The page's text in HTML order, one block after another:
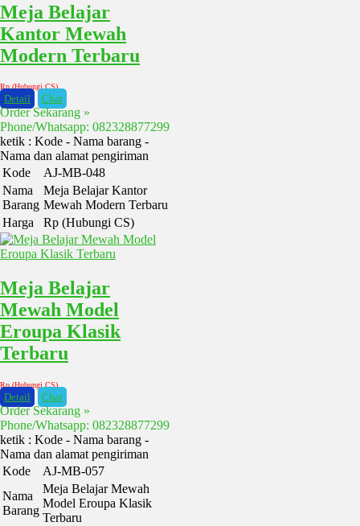
Meja Belajar
Kantor Mewah
Modern Terbaru
Rp (Hubungi CS)
Detail Chat
Order Sekarang »
Phone/Whatsapp: 082328877299
ketik : Kode - Nama barang -
Nama dan alamat pengiriman
Kode
AJ-MB-048
Nama
Barang
Meja Belajar Kantor
Mewah Modern Terbaru
Harga
Rp (Hubungi CS)
Meja Belajar
Mewah Model
Eroupa Klasik
Terbaru
Rp (Hubungi CS)
Detail Chat
Order Sekarang »
Phone/Whatsapp: 082328877299
ketik : Kode - Nama barang -
Nama dan alamat pengiriman
Kode
AJ-MB-057
Nama
Barang
Meja Belajar Mewah
Model Eroupa Klasik
Terbaru